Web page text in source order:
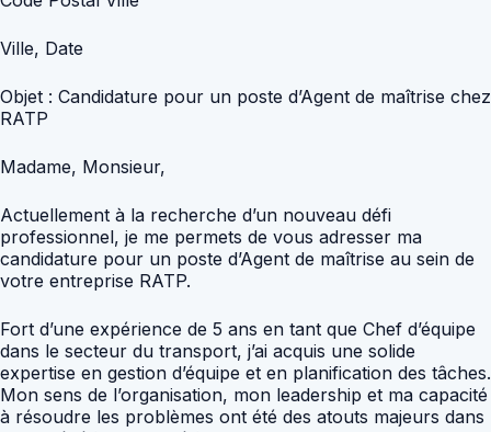
Ville, Date
Objet : Candidature pour un poste d’Agent de maîtrise chez
RATP
Madame, Monsieur,
Actuellement à la recherche d’un nouveau défi
professionnel, je me permets de vous adresser ma
candidature pour un poste d’Agent de maîtrise au sein de
votre entreprise RATP.
Fort d’une expérience de 5 ans en tant que Chef d’équipe
dans le secteur du transport, j’ai acquis une solide
expertise en gestion d’équipe et en planification des tâches.
Mon sens de l’organisation, mon leadership et ma capacité
à résoudre les problèmes ont été des atouts majeurs dans